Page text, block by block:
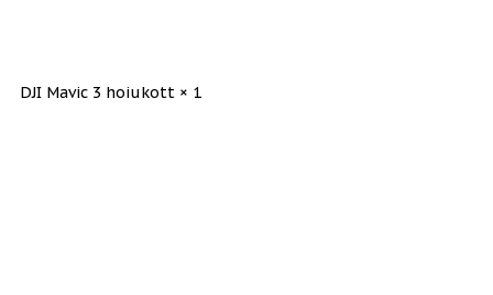
DJI Mavic 3 hoiukott × 1